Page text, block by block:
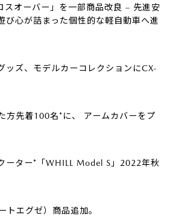
スオーバー」を一部商品改良 – 先進安
び心が詰まった個性的な軽自動車へ進
ッズ、モデルカーコレクションにCX-
方先着100名*に、​ アームカバーをプ
ーター*「WHILL Model S」2022年秋
トエグゼ）商品追加。